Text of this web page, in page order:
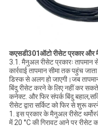
कएसडी301ऑटो रीसेट प्रकार और
3.1. मैनुअल रीसेट प्रकारः तापमान
कार्रवाई तापमान सीमा तक पहुंच
डिस्क से अलग हो जाएगी।जब
बिंदु रीसेट करने के लिए नहीं कर
कनेक्ट. और फिर संपर्क बिंदु
रीसेट द्वारा सर्किट को फिर से शुरू
1. इस प्रकार के मैनुअल रीसेट
में 20 °C की गिरावट आने पर